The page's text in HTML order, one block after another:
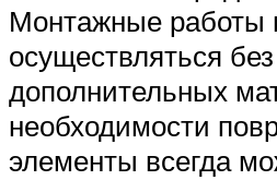
Монтажные работы
осуществляться
дополнительных
необходимости
элементы всегда